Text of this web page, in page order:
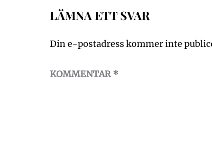
LÄMNA ETT SVAR
Din e-postadress kommer inte
KOMMENTAR*